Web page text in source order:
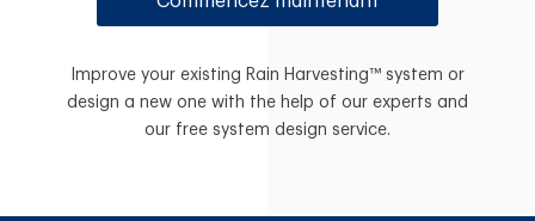
Improve your existing Rain Harvesting™ system or
design a new one with the help of our experts and
our free system design service.